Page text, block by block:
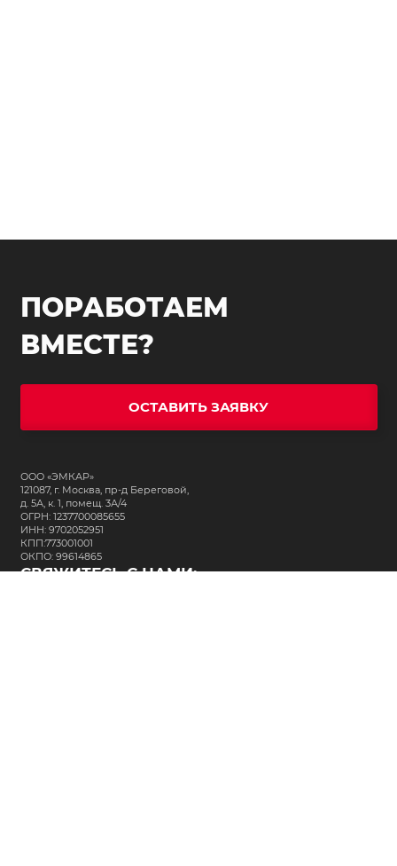
ПОРАБОТАЕМ
ВМЕСТЕ?
ОСТАВИТЬ ЗАЯВКУ
ООО «ЭМКАР»
121087, г. Москва, пр-д Береговой,
д. 5А, к. 1, помещ. 3А/4
ОГРН: 1237700085655
ИНН: 9702052951
КПП:773001001
ОКПО: 99614865
СВЯЖИТЕСЬ С НАМИ: